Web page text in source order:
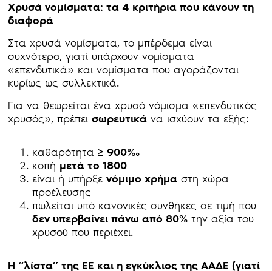
Χρυσά νομίσματα: τα 4 κριτήρια που κάνουν τη
διαφορά
Στα χρυσά νομίσματα, το μπέρδεμα είναι
συχνότερο, γιατί υπάρχουν νομίσματα
«επενδυτικά» και νομίσματα που αγοράζονται
κυρίως ως συλλεκτικά.
Για να θεωρείται ένα χρυσό νόμισμα «επενδυτικός
χρυσός», πρέπεισωρευτικά να ισχύουν τα εξής:
καθαρότητα≥ 900‰
κοπή μετά το 1800
είναι ή υπήρξενόμιμο χρήμα στη χώρα
προέλευσης
πωλείται υπό κανονικές συνθήκες σε τιμή που
δεν υπερβαίνει πάνω από 80% την αξία του
χρυσού που περιέχει.
Η “λίστα” της ΕΕ και η εγκύκλιος της ΑΑΔΕ (γιατί